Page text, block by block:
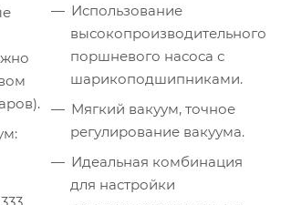
Использование
высокопроизводительного
поршневого насоса с
шарикоподшипниками.
Мягкий вакуум, точное
регулирование вакуума.
Идеальная комбинация
для настройки